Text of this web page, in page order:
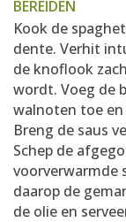
BEREIDEN
Kook de
dente. Verhit
de knoflook
wordt. Voeg de
walnoten toe
Breng de saus
Schep de
voorverwarmde
daarop de
de olie en